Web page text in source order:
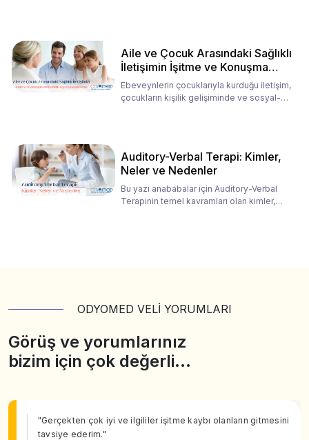
Aile ve Çocuk Arasındaki Sağlıklı
İletişimin İşitme ve Konuşma
Rehabilitasyonundaki Rolü
Ebeveynlerin çocuklarıyla kurduğu iletişim,
çocukların kişilik gelişiminde ve sosyal-
Auditory-Verbal Terapi: Kimler,
Neler ve Nedenler
Bu yazı anababalar için Auditory-Verbal
Terapinin temel kavramları olan kimler,
ODYOMED VELİ YORUMLARI
Görüş ve yorumlarınız
bizim için çok değerli…
"Gerçekten çok iyi ve ilgililer işitme kaybı olanların gitmesini
tavsiye ederim."